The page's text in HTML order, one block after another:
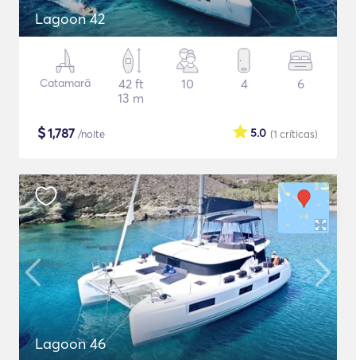
Lagoon 42
Catamarã
42 ft
13 m
10 4 6
$1,787 /noite (1 críticas)
5.0
Lagoon 46